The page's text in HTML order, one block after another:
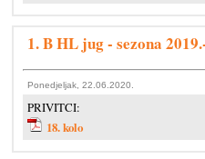
1. B HL jug - sezona
Ponedjeljak, 22.06.2020.
PRIVITCI:
18. kolo